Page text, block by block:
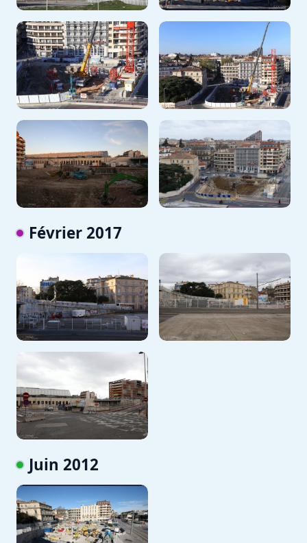
Février 2017
Juin 2012